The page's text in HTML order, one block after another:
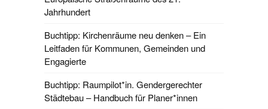
Jahrhundert
Buchtipp: Kirchenräume neu denken – Ein
Leitfaden für Kommunen, Gemeinden und
Engagierte
Buchtipp: Raumpilot*in. Gendergerechter
Städtebau – Handbuch für Planer*innen